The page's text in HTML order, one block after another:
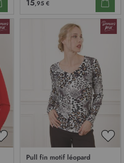
15,95 €
AJOUTER
Pull fin motif léopard